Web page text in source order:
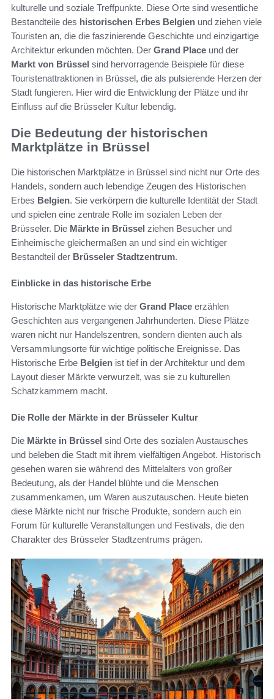
kulturelle und soziale Treffpunkte. Diese Orte sind wesentliche
Bestandteile des historischen Erbes Belgien und ziehen viele
Touristen an, die die faszinierende Geschichte und einzigartige
Architektur erkunden möchten. Der Grand Place und der
Markt von Brüssel sind hervorragende Beispiele für diese
Touristenattraktionen in Brüssel, die als pulsierende Herzen der
Stadt fungieren. Hier wird die Entwicklung der Plätze und ihr
Einfluss auf die Brüsseler Kultur lebendig.
Die Bedeutung der historischen
Marktplätze in Brüssel
Die historischen Marktplätze in Brüssel sind nicht nur Orte des
Handels, sondern auch lebendige Zeugen des Historischen
Erbes Belgien. Sie verkörpern die kulturelle Identität der Stadt
und spielen eine zentrale Rolle im sozialen Leben der
Brüsseler. Die Märkte in Brüssel ziehen Besucher und
Einheimische gleichermaßen an und sind ein wichtiger
Bestandteil der Brüsseler Stadtzentrum.
Einblicke in das historische Erbe
Historische Marktplätze wie der Grand Place erzählen
Geschichten aus vergangenen Jahrhunderten. Diese Plätze
waren nicht nur Handelszentren, sondern dienten auch als
Versammlungsorte für wichtige politische Ereignisse. Das
Historische Erbe Belgien ist tief in der Architektur und dem
Layout dieser Märkte verwurzelt, was sie zu kulturellen
Schatzkammern macht.
Die Rolle der Märkte in der Brüsseler Kultur
Die Märkte in Brüssel sind Orte des sozialen Austausches
und beleben die Stadt mit ihrem vielfältigen Angebot. Historisch
gesehen waren sie während des Mittelalters von großer
Bedeutung, als der Handel blühte und die Menschen
zusammenkamen, um Waren auszutauschen. Heute bieten
diese Märkte nicht nur frische Produkte, sondern auch ein
Forum für kulturelle Veranstaltungen und Festivals, die den
Charakter des Brüsseler Stadtzentrums prägen.